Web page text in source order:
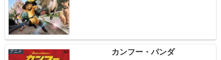
アニメ カンフー・パンダ